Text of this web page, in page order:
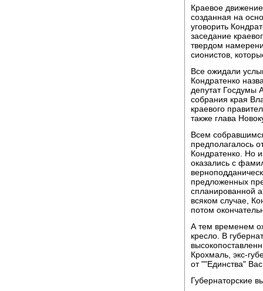
Краевое
созданная на
уговорить
заседание
твердом
сионистов,
Все ожидали
Кондратенко
депутат Госдумы
собрания края
краевого
также глава
Всем
предполагалось
Кондратенко. Но
оказались с
предложенных
спланированной
всяком случае,
потом
А тем временем
кресло. В
Крохмаль, экс-
от ""Единства"
Губернаторские